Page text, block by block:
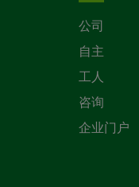
公司
自主
工人
咨询
企业门户